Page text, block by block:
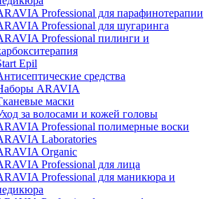
Professional для парафинотерапии
Professional для шугаринга
Professional пилинги и
Epil
средства
ARAVIA
маски
за волосами и кожей головы
Professional полимерные воски
Laboratories
Organic
Professional для лица
Professional для маникюра и